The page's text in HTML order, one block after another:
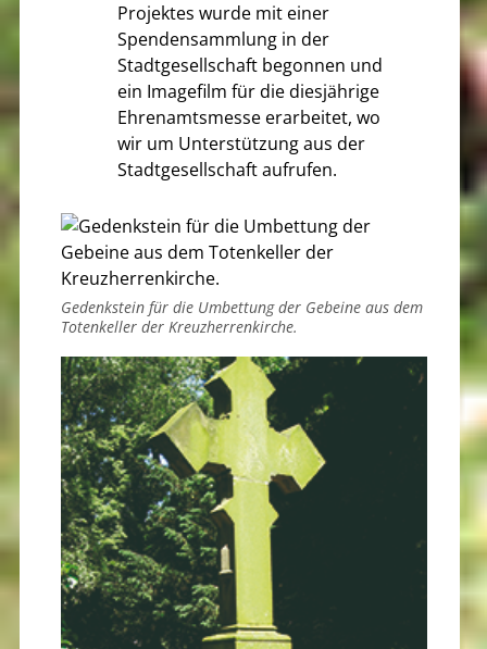
Projektes wurde mit einer
Spendensammlung in der
Stadtgesellschaft begonnen und
ein Imagefilm für die diesjährige
Ehrenamtsmesse erarbeitet, wo
wir um Unterstützung aus der
Stadtgesellschaft aufrufen.
Gedenkstein für die Umbettung der Gebeine aus dem
Totenkeller der Kreuzherrenkirche.